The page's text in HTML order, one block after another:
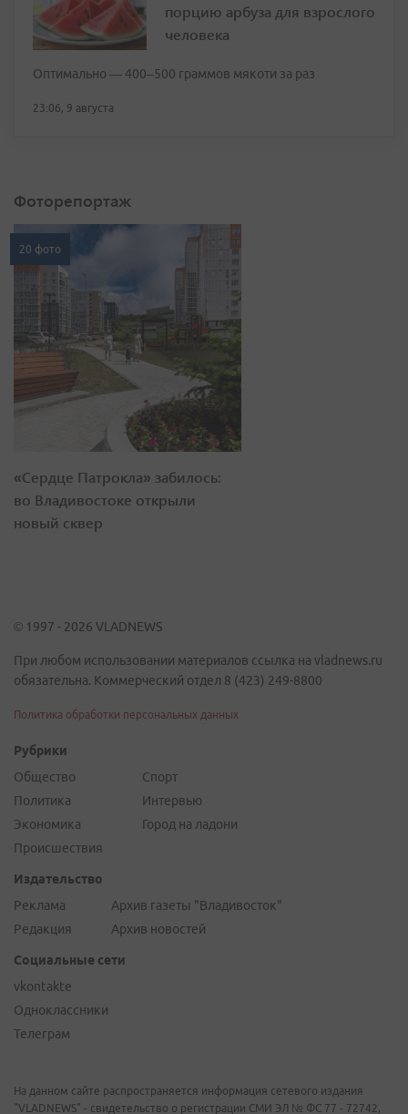
порцию арбуза для взрослого
человека
Оптимально — 400–500 граммов мякоти за раз
23:06, 9 августа
Фоторепортаж
20 фото
«Сердце Патрокла» забилось:
во Владивостоке открыли
новый сквер
© 1997 - 2026 VLADNEWS
При любом использовании материалов ссылка на vladnews.ru
обязательна. Коммерческий отдел 8 (423) 249-8800
Политика обработки персональных данных
Рубрики
Общество
Политика
Экономика
Происшествия
Спорт
Интервью
Город на ладони
Издательство
Реклама
Редакция
Архив газеты "Владивосток"
Архив новостей
Социальные сети
vkontakte
Одноклассники
Телеграм
На данном сайте распространяется информация сетевого издания
"VLADNEWS" - свидетельство о регистрации СМИ ЭЛ № ФС 77 - 72742,